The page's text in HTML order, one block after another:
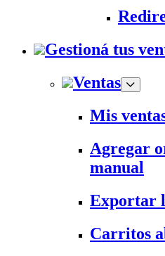
Gestioná tus
Ventas
Mis
Agregar
manual
Exportar
Carritos